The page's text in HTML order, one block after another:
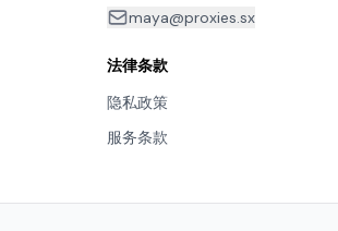
maya@proxies.sx
法律条款
隐私政策
服务条款